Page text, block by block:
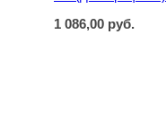
1 086,00 руб.